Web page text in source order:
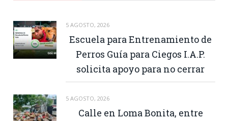
5 AGOSTO, 2026
Escuela para Entrenamiento de
Perros Guía para Ciegos I.A.P.
solicita apoyo para no cerrar
5 AGOSTO, 2026
Calle en Loma Bonita, entre